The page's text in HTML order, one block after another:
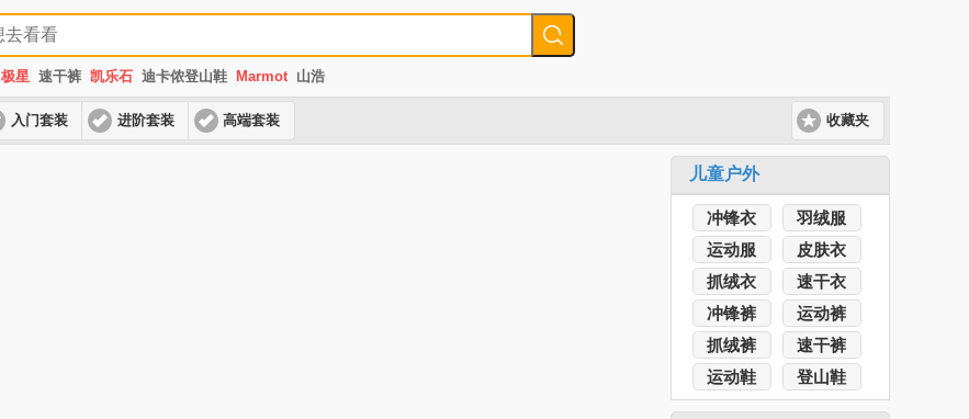
极星 速干裤 凯乐石 迪卡侬登山鞋 Marmot 山浩
入门套装 进阶套装 高端套装 收藏夹
儿童户外
冲锋衣
羽绒服
运动服
皮肤衣
抓绒衣
速干衣
冲锋裤
运动裤
抓绒裤
速干裤
运动鞋
登山鞋